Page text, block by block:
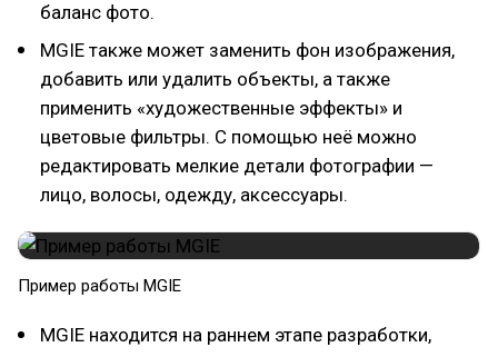
баланс фото.
MGIE также может заменить фон изображения,
добавить или удалить объекты, а также
применить «художественные эффекты» и
цветовые фильтры. С помощью неё можно
редактировать мелкие детали фотографии —
лицо, волосы, одежду, аксессуары.
Пример работы MGIE
MGIE находится на раннем этапе разработки,